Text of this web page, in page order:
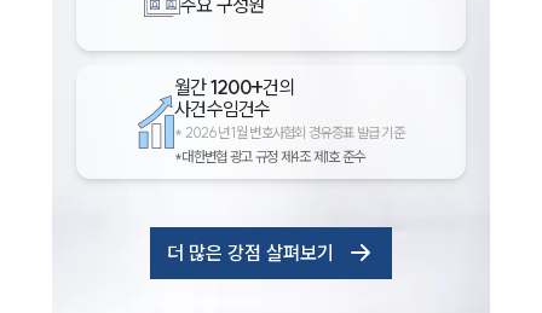
월간1200+건의
사건수임건수
* 2026년 1월 변호사협회 경유증표 발급 기준
*대한변협 광고 규정 제4조 제1호 준수
더 많은 강점 살펴보기